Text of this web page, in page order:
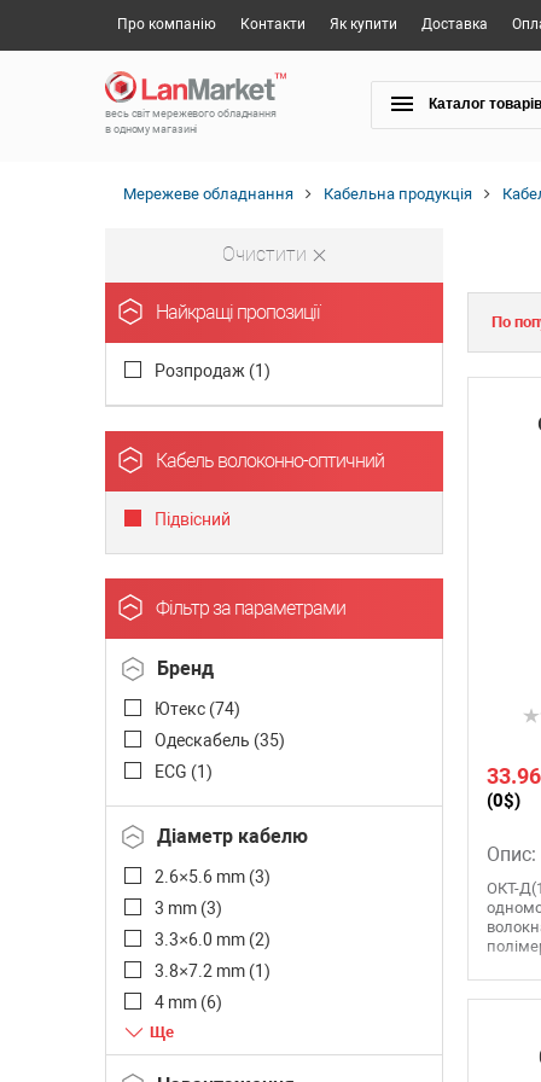
Про компанію Контакти Як купити Доставка
весь світ мережевого обладнання
в одному магазині
Каталог товарів
Мережеве обладнання Кабельна продукція
Очистити
Найкращі пропозиції
Розпродаж (1)
Кабель волоконно-оптичний
Підвісний
Фільтр за параметрами
Бренд
Ютекс (74)
Одескабель (35)
ECG (1)
Діаметр кабелю
2.6×5.6 mm (3)
3 mm (3)
3.3×6.0 mm (2)
3.8×7.2 mm (1)
4 mm (6)
4.2 mm (
По
(0$)
Опис:
ОКТ-